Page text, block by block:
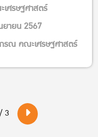
ศรษฐศาสตร์
ายน 2567
ณ คณะเศรษฐศาสตร์
3